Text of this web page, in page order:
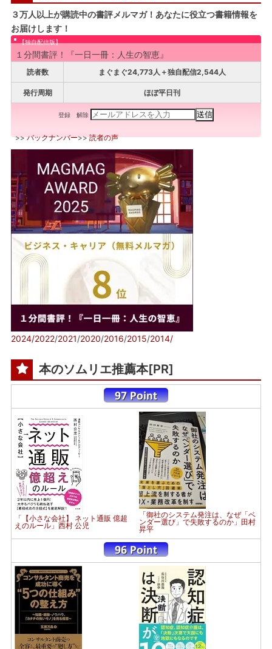
３万人以上が購読中の書評メルマガ！あなたに役立つ書籍情報を
お届けします！
【独自配信版】
１分間書評！『一日一冊：人生の智恵』
読者数 まぐまぐ24,773人＋独自配信2,544人
発行周期 ほぼ平日刊
登録 解除
>>バックナンバー>>読者の声
2024/2022/2021/2020/2016/2015/2014/
本のソムリエ推薦本[PR]
「【小さな会社】 ネット通販 億超
えのルール」西村 公児
「御社のシステム発注は、なぜ「ベ
ンダー選び」で失敗するのか」田村
昇平